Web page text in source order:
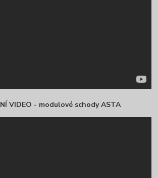
VIDEO - modulové schody ASTA